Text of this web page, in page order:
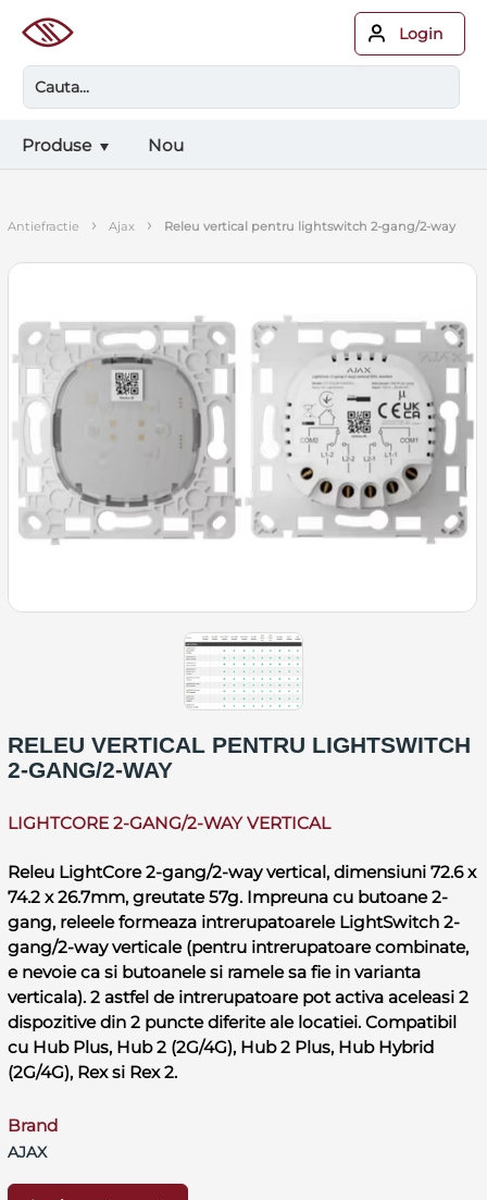
Login
Produse Nou
antiefractie › ajax › releu vertical pentru lightswitch 2-gang/2-way
RELEU VERTICAL PENTRU LIGHTSWITCH
2-GANG/2-WAY
LIGHTCORE 2-GANG/2-WAY VERTICAL
Releu LightCore 2-gang/2-way vertical, dimensiuni 72.6 x
74.2 x 26.7mm, greutate 57g. Impreuna cu butoane 2-
gang, releele formeaza intrerupatoarele LightSwitch 2-
gang/2-way verticale (pentru intrerupatoare combinate,
e nevoie ca si butoanele si ramele sa fie in varianta
verticala). 2 astfel de intrerupatoare pot activa aceleasi 2
dispozitive din 2 puncte diferite ale locatiei. Compatibil
cu Hub Plus, Hub 2 (2G/4G), Hub 2 Plus, Hub Hybrid
(2G/4G), Rex si Rex 2.
Brand
AJAX